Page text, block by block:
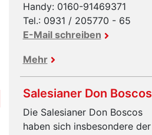
Handy: 0160-91469371
Tel.: 0931 / 205770 - 65
E-Mail schreiben
Mehr
Salesianer Don Boscos
Die Salesianer Don Boscos
haben sich insbesondere der